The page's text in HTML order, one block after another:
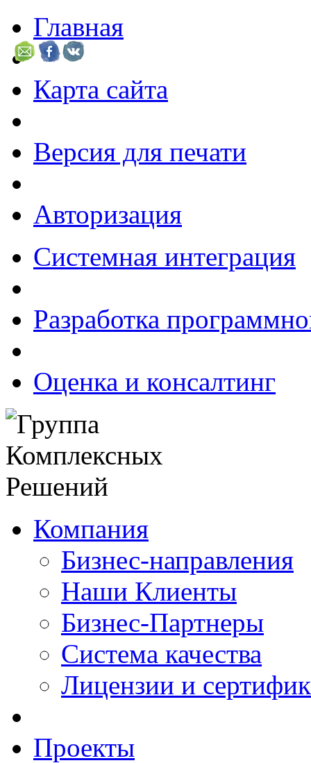
Главная
Карта сайта
Версия для печати
Авторизация
Системная интеграция
Разработка
Оценка и консалтинг
Компания
Бизнес-направления
Наши Клиенты
Бизнес-Партнеры
Система качества
Лицензии и
Проекты